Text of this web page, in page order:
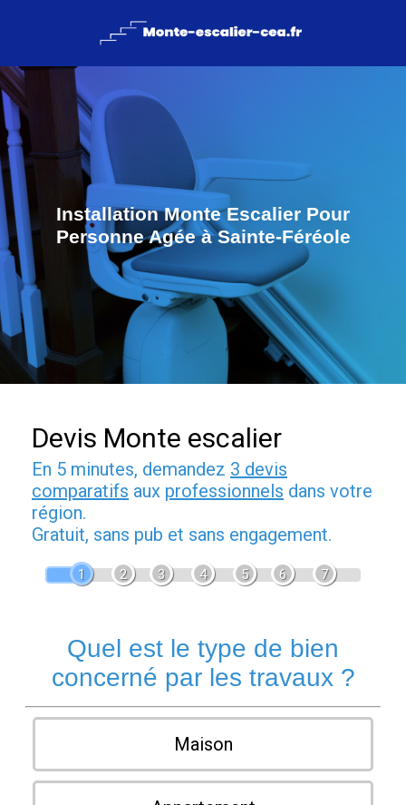
Installation Monte Escalier Pour
Personne Agée à Sainte-Féréole
Devis Monte escalier
En 5 minutes, demandez 3 devis
comparatifs aux professionnels dans votre
région.
Gratuit, sans pub et sans engagement.
1 2 3 4 5 6 7
Quel est le type de bien
concerné par les travaux ?
Maison